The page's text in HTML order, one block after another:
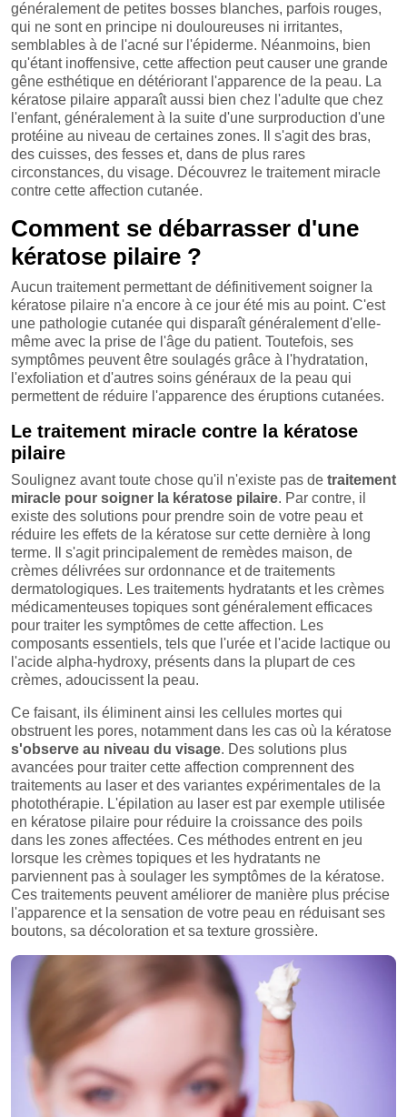
généralement de petites bosses blanches, parfois rouges,
qui ne sont en principe ni douloureuses ni irritantes,
semblables à de l'acné sur l'épiderme. Néanmoins, bien
qu'étant inoffensive, cette affection peut causer une grande
gêne esthétique en détériorant l'apparence de la peau. La
kératose pilaire apparaît aussi bien chez l'adulte que chez
l'enfant, généralement à la suite d'une surproduction d'une
protéine au niveau de certaines zones. Il s'agit des bras,
des cuisses, des fesses et, dans de plus rares
circonstances, du visage. Découvrez le traitement miracle
contre cette affection cutanée.
Comment se débarrasser d'une
kératose pilaire ?
Aucun traitement permettant de définitivement soigner la
kératose pilaire n'a encore à ce jour été mis au point. C'est
une pathologie cutanée qui disparaît généralement d'elle-
même avec la prise de l'âge du patient. Toutefois, ses
symptômes peuvent être soulagés grâce à l'hydratation,
l'exfoliation et d'autres soins généraux de la peau qui
permettent de réduire l'apparence des éruptions cutanées.
Le traitement miracle contre la kératose
pilaire
Soulignez avant toute chose qu'il n'existe pas de traitement
miracle pour soigner la kératose pilaire. Par contre, il
existe des solutions pour prendre soin de votre peau et
réduire les effets de la kératose sur cette dernière à long
terme. Il s'agit principalement de remèdes maison, de
crèmes délivrées sur ordonnance et de traitements
dermatologiques. Les traitements hydratants et les crèmes
médicamenteuses topiques sont généralement efficaces
pour traiter les symptômes de cette affection. Les
composants essentiels, tels que l'urée et l'acide lactique ou
l'acide alpha-hydroxy, présents dans la plupart de ces
crèmes, adoucissent la peau.
Ce faisant, ils éliminent ainsi les cellules mortes qui
obstruent les pores, notamment dans les cas où la kératose
s'observe au niveau du visage. Des solutions plus
avancées pour traiter cette affection comprennent des
traitements au laser et des variantes expérimentales de la
photothérapie. L'épilation au laser est par exemple utilisée
en kératose pilaire pour réduire la croissance des poils
dans les zones affectées. Ces méthodes entrent en jeu
lorsque les crèmes topiques et les hydratants ne
parviennent pas à soulager les symptômes de la kératose.
Ces traitements peuvent améliorer de manière plus précise
l'apparence et la sensation de votre peau en réduisant ses
boutons, sa décoloration et sa texture grossière.